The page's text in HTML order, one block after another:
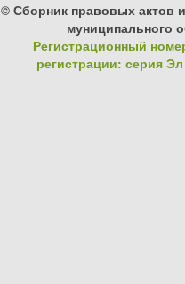
© Сборник правовых актов
муниципального
Регистрационный
регистрации: серия